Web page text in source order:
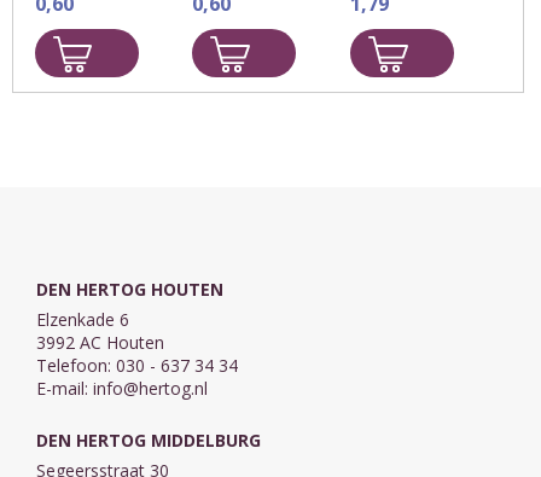
de kinderen tot
Mij komen.
is met ons
Formaat: 55 x
148 mm.
met een dier.
U kunt kiezen
uit: een beer,
een leeuw of
een olifant
DEN HERTOG HOUTEN
Elzenkade 6
3992 AC Houten
Telefoon: 030 - 637 34 34
E-mail: info@hertog.nl
DEN HERTOG MIDDELBURG
Segeersstraat 30